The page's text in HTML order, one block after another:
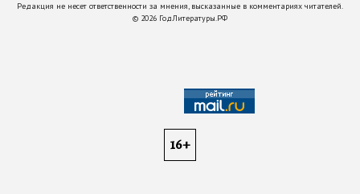
Редакция не несет ответственности за мнения, высказанные в комментариях читателей.
© 2026 ГодЛитературы.РФ
16+